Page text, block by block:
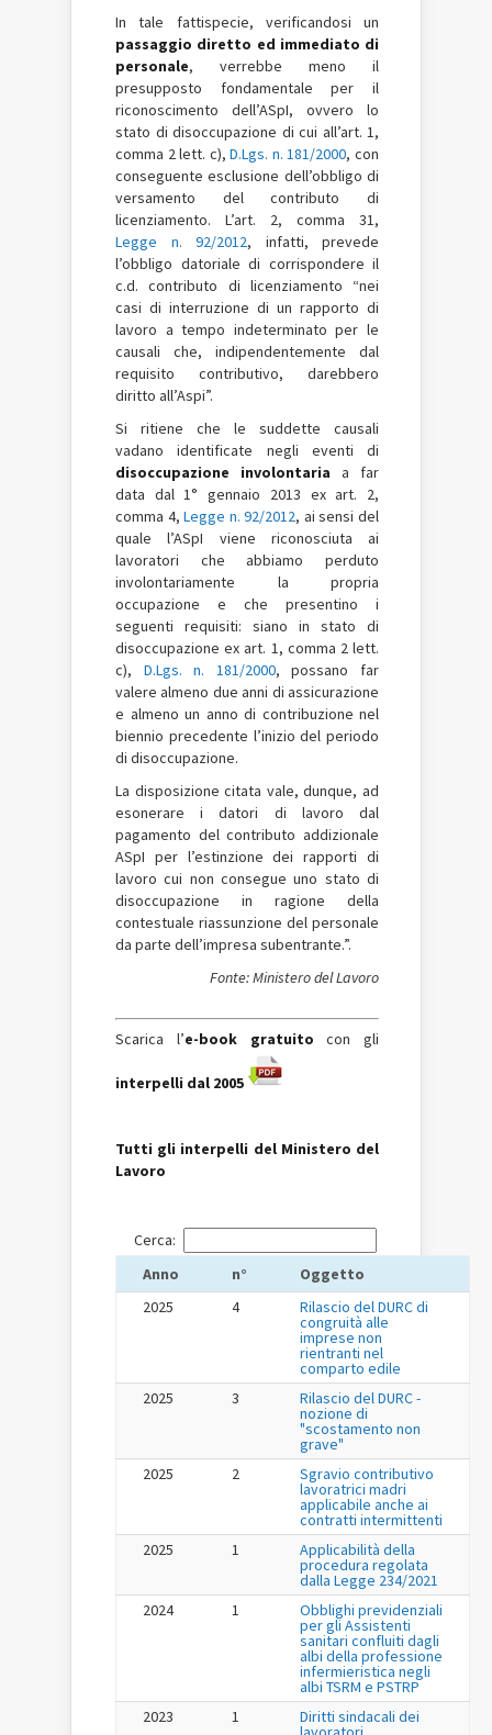
In tale fattispecie, verificandosi un
passaggio diretto ed immediato di
personale, verrebbe meno il
presupposto fondamentale per il
riconoscimento dell’ASpI, ovvero lo
stato di disoccupazione di cui all’art. 1,
comma 2 lett. c),D.Lgs. n. 181/2000, con
conseguente esclusione dell’obbligo di
versamento del contributo di
licenziamento. L’art. 2, comma 31,
Legge n. 92/2012, infatti, prevede
l’obbligo datoriale di corrispondere il
c.d. contributo di licenziamento “nei
casi di interruzione di un rapporto di
lavoro a tempo indeterminato per le
causali che, indipendentemente dal
requisito contributivo, darebbero
diritto all’Aspi”.
Si ritiene che le suddette causali
vadano identificate negli eventi di
disoccupazione involontaria a far
data dal 1° gennaio 2013 ex art. 2,
comma 4,Legge n. 92/2012, ai sensi del
quale l’ASpI viene riconosciuta ai
lavoratori che abbiamo perduto
involontariamente la propria
occupazione e che presentino i
seguenti requisiti: siano in stato di
disoccupazione ex art. 1, comma 2 lett.
c), D.Lgs. n. 181/2000, possano far
valere almeno due anni di assicurazione
e almeno un anno di contribuzione nel
biennio precedente l’inizio del periodo
di disoccupazione.
La disposizione citata vale, dunque, ad
esonerare i datori di lavoro dal
pagamento del contributo addizionale
ASpI per l’estinzione dei rapporti di
lavoro cui non consegue uno stato di
disoccupazione in ragione della
contestuale riassunzione del personale
da parte dell’impresa subentrante.”.
Fonte: Ministero del Lavoro
Scarica l’e-book gratuitocon gli
interpelli dal 2005
Tutti gli interpelli del Ministero del
Lavoro
Cerca:
Anno
n°
Oggetto
2025
4 Rilascio del DURC di
congruità alle
imprese non
rientranti nel
comparto edile
2025
3 Rilascio del DURC -
nozione di
"scostamento non
grave"
2025
2 Sgravio contributivo
lavoratrici madri
applicabile anche ai
contratti intermittenti
2025
1 Applicabilità della
procedura regolata
dalla Legge 234/2021
2024
1 Obblighi previdenziali
per gli Assistenti
sanitari confluiti dagli
albi della professione
infermieristica negli
albi TSRM e PSTRP
2023
1 Diritti sindacali dei